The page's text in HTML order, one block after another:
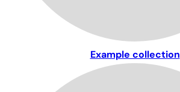
Example collection